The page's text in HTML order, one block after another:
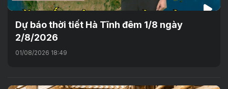
Dự báo thời tiết Hà Tĩnh đêm 1/8 ngày
2/8/2026
01/08/2026 18:49